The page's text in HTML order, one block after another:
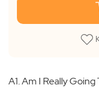
A1. Am I Really Going